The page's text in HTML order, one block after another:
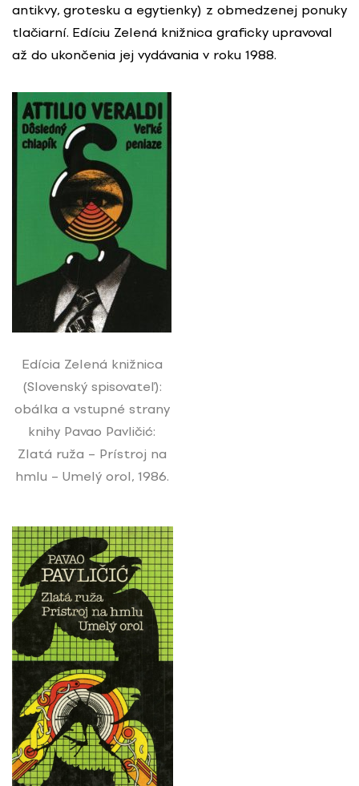
antikvy, grotesku a egytienky) z obmedzenej ponuky
tlačiarní. Edíciu Zelená knižnica graficky upravoval
až do ukončenia jej vydávania v roku 1988.
Edícia Zelená knižnica
(Slovenský spisovateľ):
obálka a vstupné strany
knihy Pavao Pavličić:
Zlatá ruža – Prístroj na
hmlu – Umelý orol, 1986.